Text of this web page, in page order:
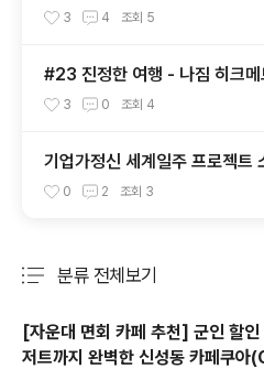
대국밥) - 카페쿠아(커피)
3 4 조회 5
#23 진정한 여행 - 나짐 히크메트 A
Travel - Nazim Hikmet - 기
3 0 조회 4
기업가정신 세계일주 프로젝트
0 2 조회 3
분류 전체보기
[자운대 면회 카페 추천] 군인 할인
저트까지 완벽한 신성동 카페쿠